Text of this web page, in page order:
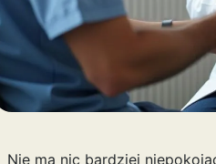
Nie ma nic bardziej